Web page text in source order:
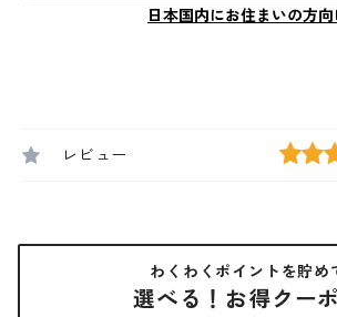
日本国内にお住まいの方向
レビュー
わくわくポイントを貯め
選べる！お得クー